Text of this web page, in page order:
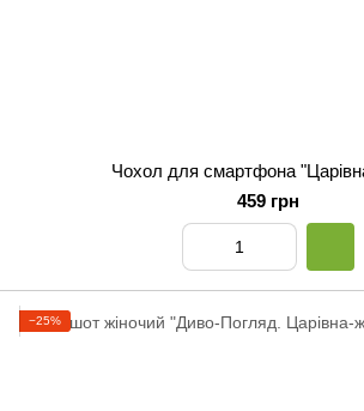
Чохол для смартфона
459 грн
−25%